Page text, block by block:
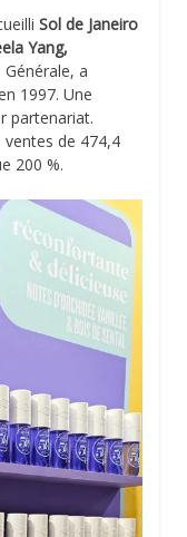
Sol de Janeiro
Yang,
a
1997. Une
partenariat.
ventes de 474,4
200 %.